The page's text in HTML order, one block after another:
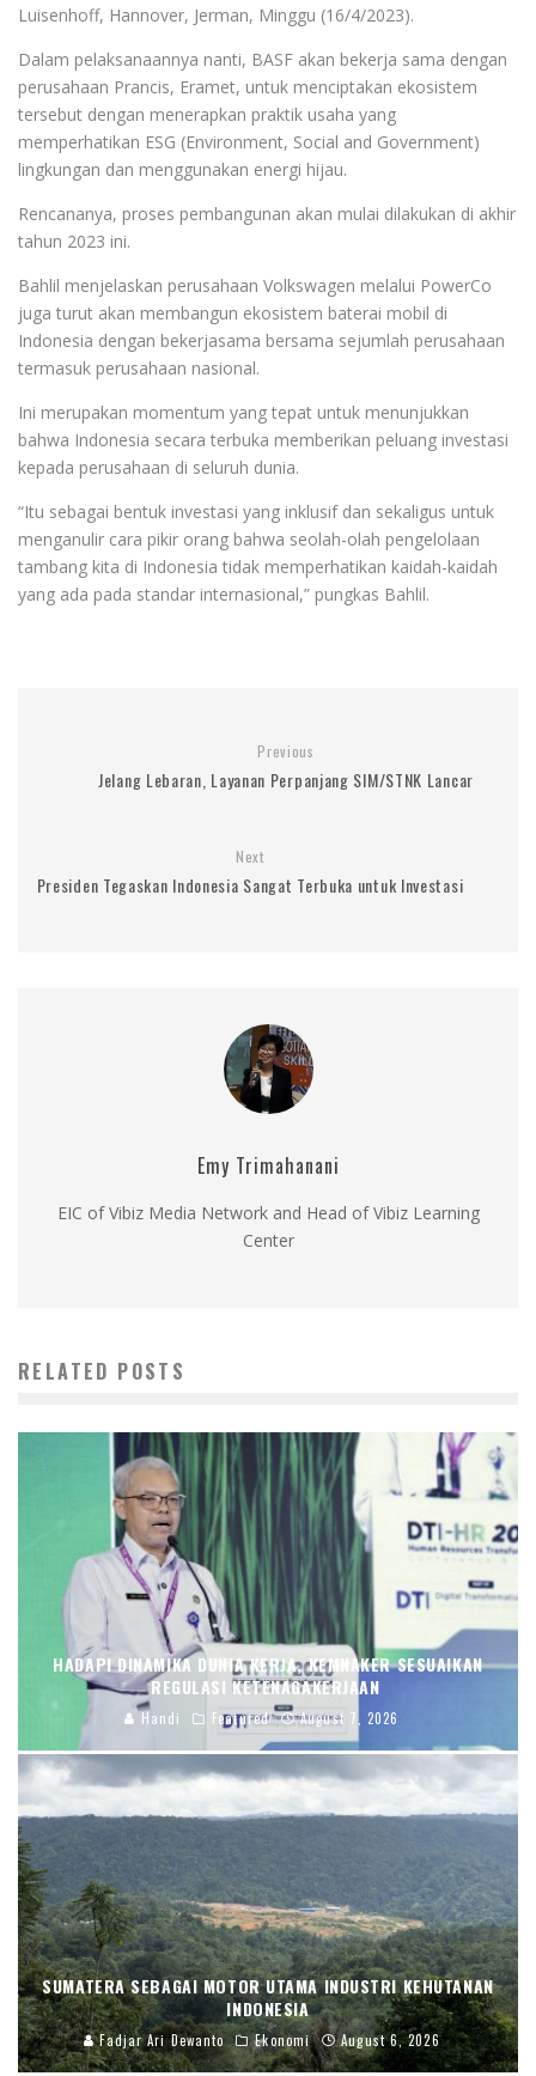
Luisenhoff, Hannover, Jerman, Minggu (16/4/2023).
Dalam pelaksanaannya nanti, BASF akan bekerja sama dengan
perusahaan Prancis, Eramet, untuk menciptakan ekosistem
tersebut dengan menerapkan praktik usaha yang
memperhatikan ESG (Environment, Social and Government)
lingkungan dan menggunakan energi hijau.
Rencananya, proses pembangunan akan mulai dilakukan di akhir
tahun 2023 ini.
Bahlil menjelaskan perusahaan Volkswagen melalui PowerCo
juga turut akan membangun ekosistem baterai mobil di
Indonesia dengan bekerjasama bersama sejumlah perusahaan
termasuk perusahaan nasional.
Ini merupakan momentum yang tepat untuk menunjukkan
bahwa Indonesia secara terbuka memberikan peluang investasi
kepada perusahaan di seluruh dunia.
“Itu sebagai bentuk investasi yang inklusif dan sekaligus untuk
menganulir cara pikir orang bahwa seolah-olah pengelolaan
tambang kita di Indonesia tidak memperhatikan kaidah-kaidah
yang ada pada standar internasional,” pungkas Bahlil.
Previous
Jelang Lebaran, Layanan Perpanjang SIM/STNK Lancar
Next
Presiden Tegaskan Indonesia Sangat Terbuka untuk Investasi
Emy Trimahanani
EIC of Vibiz Media Network and Head of Vibiz Learning
Center
RELATED POSTS
HADAPI DINAMIKA DUNIA KERJA, KEMNAKER SESUAIKAN
REGULASI KETENAGAKERJAAN
Handi Featured August 7, 2026
SUMATERA SEBAGAI MOTOR UTAMA INDUSTRI KEHUTANAN
INDONESIA
Fadjar Ari Dewanto Ekonomi August 6, 2026